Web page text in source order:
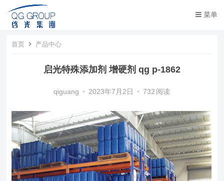
菜单
首页 产品中心
启光特殊添加剂 增硬剂 qg p-1862
qiguang • 2023年7月2日 • 732 阅读